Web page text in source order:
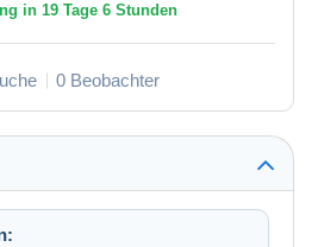
in 19 Tage 6 Stunden
0 Beobachter